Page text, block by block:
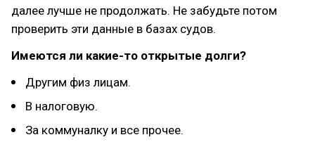
далее лучше не продолжать. Не забудьте потом
проверить эти данные в базах судов.
Имеются ли какие-то открытые долги?
Другим физ лицам.
В налоговую.
За коммуналку и все прочее.